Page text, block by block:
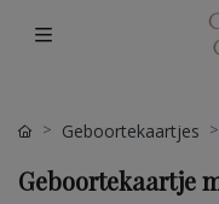
Geboortekaartjes
Geboortekaartje